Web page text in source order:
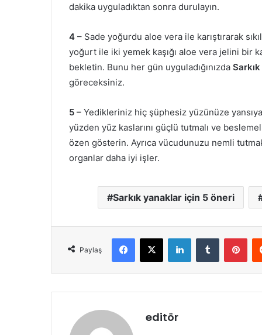
dakika uyguladıktan sonra durulayın.
4 – Sade yoğurdu aloe vera ile karıştırarak
yoğurt ile iki yemek kaşığı aloe vera jelini bir
bekletin. Bunu her gün uyguladığınızda
göreceksiniz.
5 – Yedikleriniz hiç şüphesiz yüzünüze
yüzden yüz kaslarını güçlü tutmalı ve
özen gösterin. Ayrıca vücudunuzu nemli
organlar daha iyi işler.
Sarkık yanaklar için 5 öneri
Paylaş
Facebook
X LinkedInTumblr
editör